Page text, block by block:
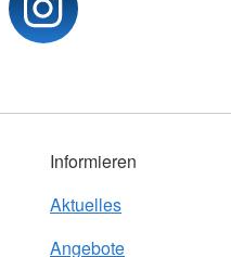
Informieren
Aktuelles
Angebote